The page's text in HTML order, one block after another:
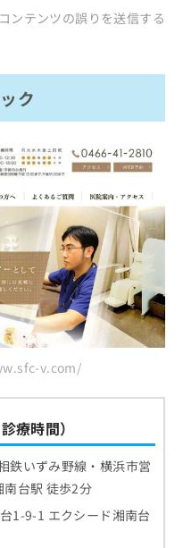
コンテンツの誤りを送信する
ク
v.com/
療時間）
鉄いずみ野線・横浜市営
台駅 徒歩2分
1-9-1 エクシード湘南台